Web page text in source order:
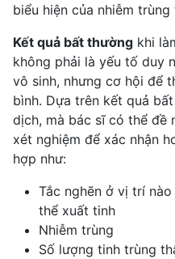
biểu hiện của nhiễm
Kết quả bất thường khi
không phải là yếu tố duy
vô sinh, nhưng cơ hội để
bình. Dựa trên kết quả
dịch, mà bác sĩ có thể đề
xét nghiệm để xác nhận
hợp như:
Tắc nghẽn ở vị trí
thể xuất tinh
Nhiễm trùng
Số lượng tinh trùng